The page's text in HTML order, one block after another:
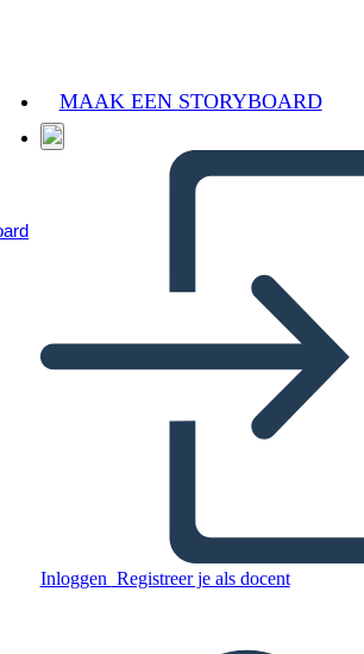
MAAK EEN STORYBOARD
Inloggen Registreer je als docent
ממשלות המדינה מול